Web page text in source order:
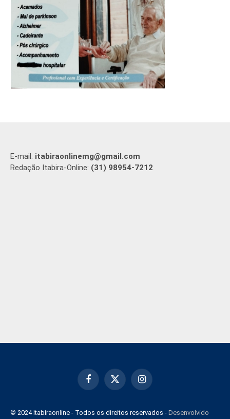
E-mail: itabiraonlinemg@gmail.com
Redação Itabira-Online: (31) 98954-7212
Facebook
X
Instagram
© 2024 Itabiraonline - Todos os direitos reservados - Desenvolvido